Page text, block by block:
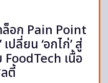
อก Pain Point
ปลี่ยน ‘อกไก่’ สู่
FoodTech เนื้อ
ตี้